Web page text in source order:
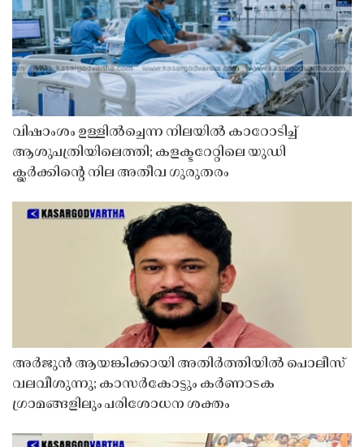
വിഷാംശം ഉള്ളിൽച്ചെന്ന നിലയിൽ കാറോടിച്ച്
ആശുപത്രിയിലെത്തി; കളക്ടറേറ്റിലെ യുഡി
ക്ലർക്കിൻ്റെ നില അതീവ ഗുരുതരം
അർജുൻ ആയങ്കിക്കായി അതിർത്തിയിൽ പൊലീസ്
വലവീശുന്നു; കാസർകോട്ടും കർണാടക
ഗ്രാമങ്ങളിലും പരിശോധന ശക്തം